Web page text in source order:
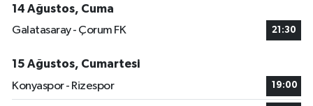
14 Ağustos, Cuma
Galatasaray - Çorum FK
21:30
15 Ağustos, Cumartesi
Konyaspor - Rizespor
19:00